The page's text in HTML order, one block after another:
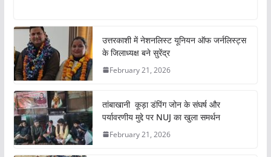
c
e
b
o
o
k
itt
er s
A
p
e
उत्तरकाशी में नेशनलिस्ट यूनियन ऑफ जर्नलिस्ट्स
के जिलाध्यक्ष बने सुरेंद्र
February 21, 2026
तांबाखानी कूड़ा डंपिंग जोन के संघर्ष और
पर्यावरणीय मुद्दे पर NUJ का खुला समर्थन
February 21, 2026